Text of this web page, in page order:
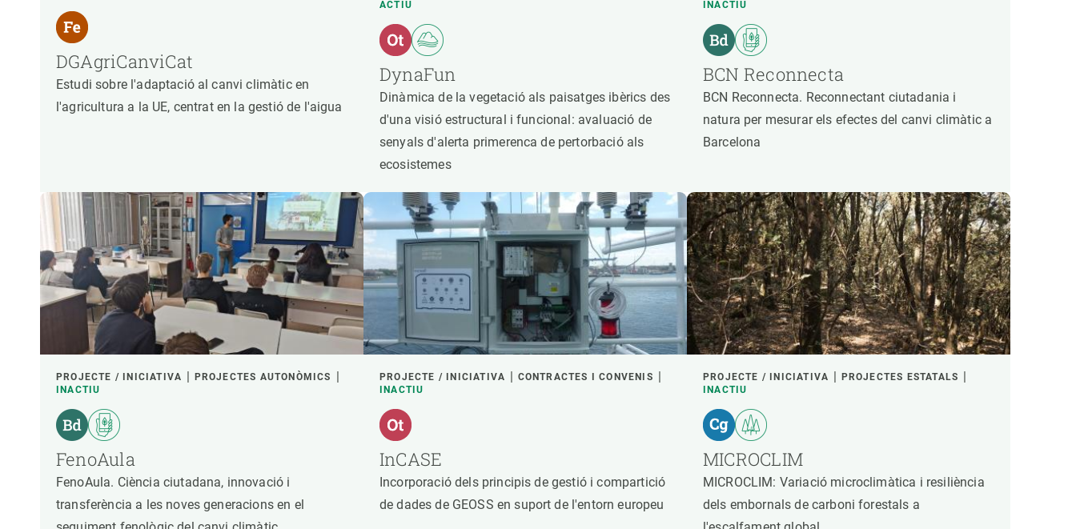
DGAgriCanviCat
Estudi sobre l'adaptació al canvi climàtic en
l'agricultura a la UE, centrat en la gestió de l'aigua
ACTIU
DynaFun
Dinàmica de la vegetació als paisatges ibèrics des
d'una visió estructural i funcional: avaluació de
senyals d'alerta primerenca de pertorbació als
ecosistemes
INACTIU
BCN Reconnecta
BCN Reconnecta. Reconnectant ciutadania i
natura per mesurar els efectes del canvi climàtic a
Barcelona
PROJECTE / INICIATIVA
PROJECTES AUTONÒMICS
INACTIU
FenoAula
FenoAula. Ciència ciutadana, innovació i
transferència a les noves generacions en el
PROJECTE / INICIATIVA
CONTRACTES I CONVENIS
INACTIU
InCASE
Incorporació dels principis de gestió i compartició
de dades de GEOSS en suport de l'entorn europeu
PROJECTE / INICIATIVA
PROJECTES ESTATALS
INACTIU
MICROCLIM
MICROCLIM: Variació microclimàtica i resiliència
dels embornals de carboni forestals a